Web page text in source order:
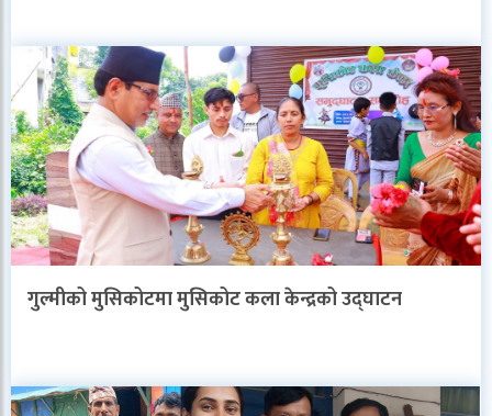
गुल्मीको मुसिकोटमा मुसिकोट कला केन्द्रको उद्घाटन